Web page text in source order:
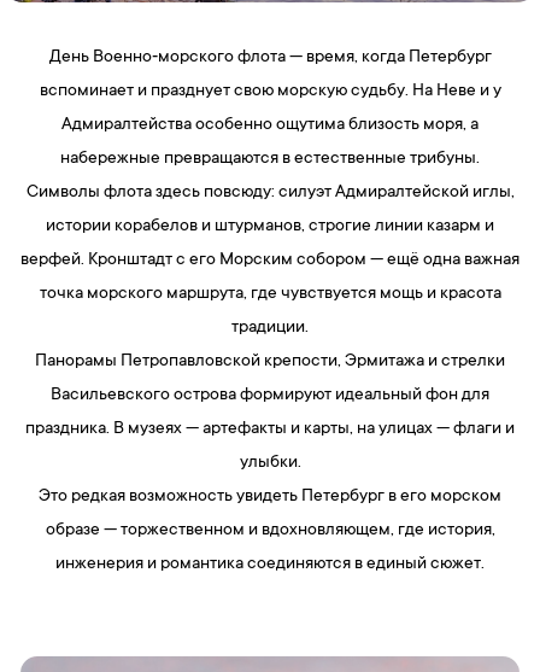
День Военно‑морского флота — время, когда Петербург
вспоминает и празднует свою морскую судьбу. На Неве и у
Адмиралтейства особенно ощутима близость моря, а
набережные превращаются в естественные трибуны.
Символы флота здесь повсюду: силуэт Адмиралтейской иглы,
истории корабелов и штурманов, строгие линии казарм и
верфей. Кронштадт с его Морским собором — ещё одна важная
точка морского маршрута, где чувствуется мощь и красота
традиции.
Панорамы Петропавловской крепости, Эрмитажа и стрелки
Васильевского острова формируют идеальный фон для
праздника. В музеях — артефакты и карты, на улицах — флаги и
улыбки.
Это редкая возможность увидеть Петербург в его морском
образе — торжественном и вдохновляющем, где история,
инженерия и романтика соединяются в единый сюжет.